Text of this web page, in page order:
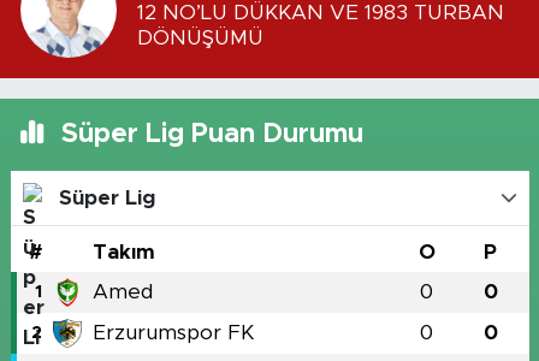
12 NO’LU DÜKKAN VE 1983 TURBAN
DÖNÜŞÜMÜ
Süper Lig Puan Durumu
Süper Lig
# Takım O P
1 Amed 0 0
2 Erzurumspor FK 0 0